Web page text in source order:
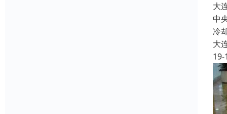
大
中
冷
大
19-